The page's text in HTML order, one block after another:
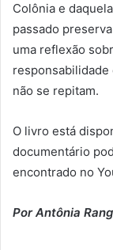
Colônia e
passado
uma reflexão
não se repitam.
O livro está
documentário
encontrado no
Por Antônia